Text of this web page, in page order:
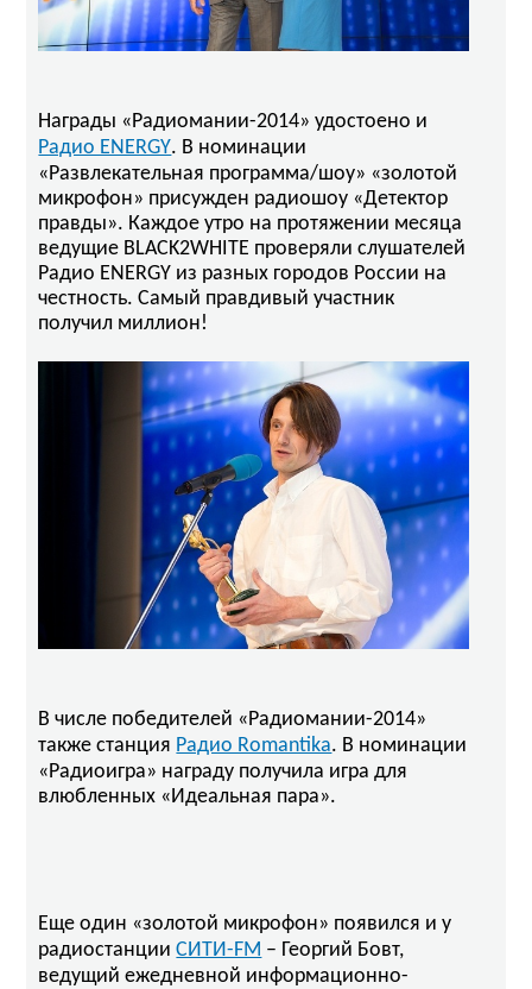
Награды «Радиомании-2014» удостоено и
Радио ENERGY. В номинации
«Развлекательная программа/шоу» «золотой
микрофон» присужден радиошоу «Детектор
правды». Каждое утро на протяжении месяца
ведущие BLACK2WHITE проверяли слушателей
Радио ENERGY из разных городов России на
честность. Самый правдивый участник
получил миллион!
В числе победителей «Радиомании-2014»
также станция Радио Romantika. В номинации
«Радиоигра» награду получила игра для
влюбленных «Идеальная пара».
Еще один «золотой микрофон» появился и у
радиостанцииСИТИ-FM – Георгий Бовт,
ведущий ежедневной информационно-